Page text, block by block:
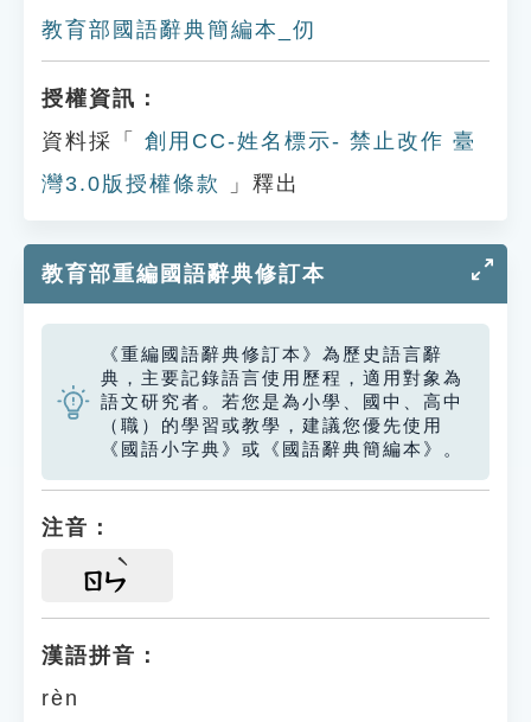
教育部國語辭典簡編本_仞
授權資訊：
資料採「
創用CC-姓名標示- 禁止改作 臺
灣3.0版授權條款
」釋出
教育部重編國語辭典修訂本
《重編國語辭典修訂本》為歷史語言辭
典，主要記錄語言使用歷程，適用對象為
語文研究者。若您是為小學、國中、高中
（職）的學習或教學，建議您優先使用
《國語小字典》或《國語辭典簡編本》。
注音：
ㄖㄣ
漢語拼音：
rèn